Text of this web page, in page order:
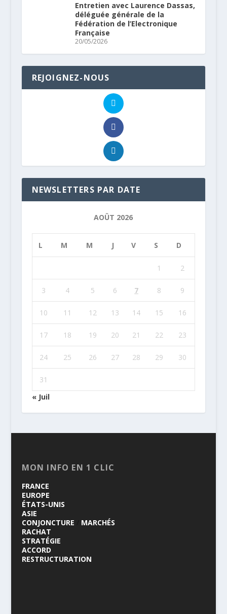
Entretien avec Laurence Dassas,
déléguée générale de la
Fédération de l’Electronique
Française
20/05/2026
REJOIGNEZ-NOUS
NEWSLETTERS PAR DATE
AOÛT 2026
L M M J V S D
1 2
3 4 5 6 7 8 9
10 11 12 13 14 15 16
17 18 19 20 21 22 23
24 25 26 27 28 29 30
31
« Juil
MON INFO EN 1 CLIC
FRANCE
EUROPE
ÉTATS-UNIS
ASIE
CONJONCTURE
MARCHÉS
RACHAT
STRATÉGIE
ACCORD
RESTRUCTURATION